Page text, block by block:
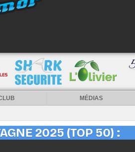
MÉDIAS
2025 (TOP 50) :